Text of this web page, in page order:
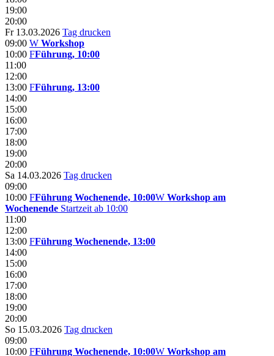
19:00
20:00
Fr 13.03.2026 Tag drucken
09:00 W Workshop
10:00 FFührung, 10:00
11:00
12:00
13:00 FFührung, 13:00
14:00
15:00
16:00
17:00
18:00
19:00
20:00
Sa 14.03.2026 Tag drucken
09:00
10:00 FFührung Wochenende, 10:00W Workshop am
Wochenende Startzeit ab 10:00
11:00
12:00
13:00 FFührung Wochenende, 13:00
14:00
15:00
16:00
17:00
18:00
19:00
20:00
So 15.03.2026 Tag drucken
09:00
10:00 FFührung Wochenende, 10:00W Workshop am